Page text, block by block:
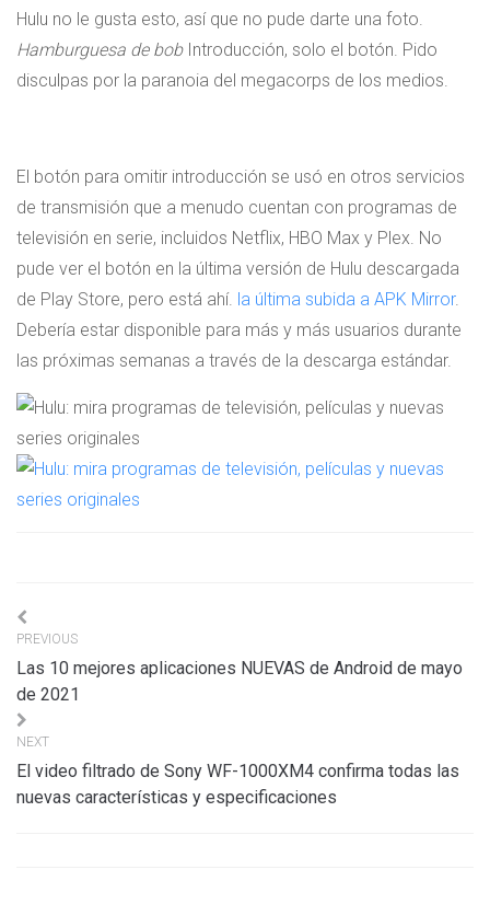
Hulu no le gusta esto, así que no pude darte una foto.
Hamburguesa de bobIntroducción, solo el botón. Pido
disculpas por la paranoia del megacorps de los medios.
El botón para omitir introducción se usó en otros servicios
de transmisión que a menudo cuentan con programas de
televisión en serie, incluidos Netflix, HBO Max y Plex. No
pude ver el botón en la última versión de Hulu descargada
de Play Store, pero está ahí. la última subida a APK Mirror.
Debería estar disponible para más y más usuarios durante
las próximas semanas a través de la descarga estándar.
Navigation
de
l’article
PREVIOUS
Las 10 mejores aplicaciones NUEVAS de Android de mayo
de 2021
NEXT
El video filtrado de Sony WF-1000XM4 confirma todas las
nuevas características y especificaciones